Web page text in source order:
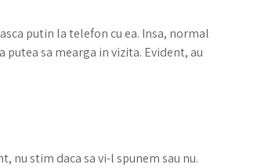
putin la telefon cu ea. Insa, normal
sa mearga in vizita. Evident, au
nu stim daca sa vi-l spunem sau nu.